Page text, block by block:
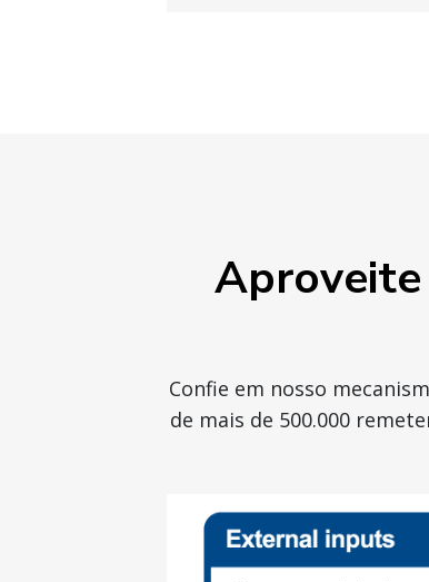
Aproveite
Confie em nosso
de mais de 500.000